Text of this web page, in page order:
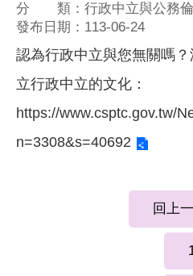
分 類：行政中立與公務
發布日期：113-06-24
認為行政中立與您無關嗎
立行政中立的文化：
https://www.csptc.gov.tw/
n=3308&s=40692
回上